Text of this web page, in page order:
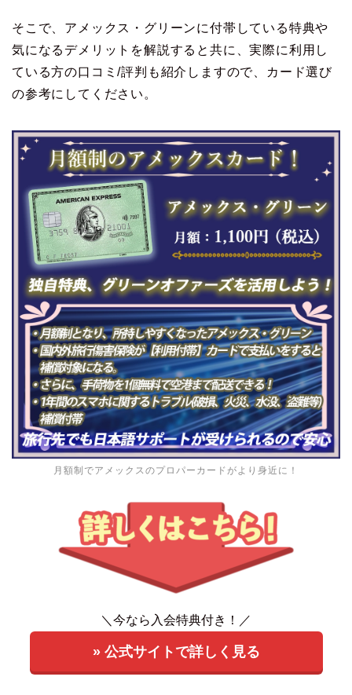
そこで、アメックス・グリーンに付帯している特典や
気になるデメリットを解説すると共に、実際に利用し
ている方の口コミ/評判も紹介しますので、カード選び
の参考にしてください。
月額制でアメックスのプロパーカードがより身近に！
＼今なら入会特典付き！／
» 公式サイトで詳しく見る